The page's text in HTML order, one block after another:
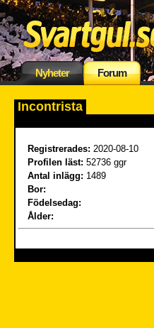
Nyheter Forum
Incontrista
Registrerades: 2020-08-10
Profilen läst: 52736 ggr
Antal inlägg: 1489
Bor:
Födelsedag:
Ålder: